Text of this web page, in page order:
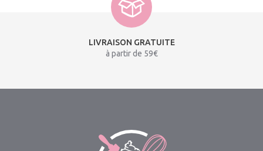
LIVRAISON GRATUITE
à partir de 59€